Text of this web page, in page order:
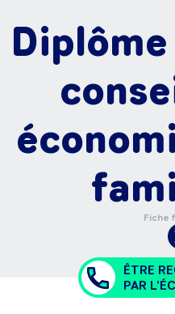
Fiche
ÊTRE
PAR